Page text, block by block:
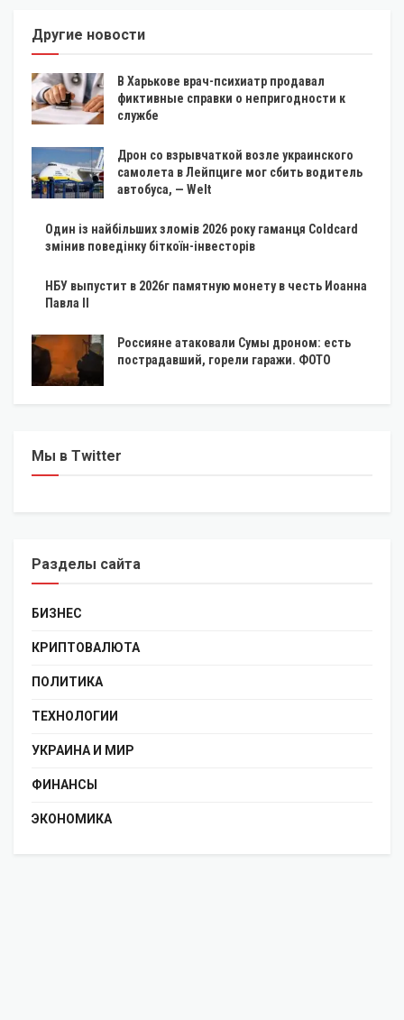
Другие новости
В Харькове врач-психиатр продавал
фиктивные справки о непригодности к
службе
Дрон со взрывчаткой возле украинского
самолета в Лейпциге мог сбить водитель
автобуса, — Welt
Один із найбільших зломів 2026 року гаманця Coldcard
змінив поведінку біткоїн-інвесторів
НБУ выпустит в 2026г памятную монету в честь Иоанна
Павла II
Россияне атаковали Сумы дроном: есть
пострадавший, горели гаражи. ФОТО
Мы в Twitter
Разделы сайта
БИЗНЕС
КРИПТОВАЛЮТА
ПОЛИТИКА
ТЕХНОЛОГИИ
УКРАИНА И МИР
ФИНАНСЫ
ЭКОНОМИКА